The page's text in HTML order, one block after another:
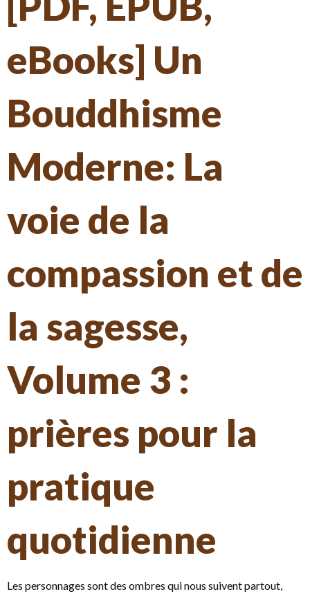
eBooks] Un
Bouddhisme
Moderne: La
voie de la
compassion et de
la sagesse,
Volume 3 :
prières pour la
pratique
quotidienne
Les personnages sont des ombres qui nous suivent partout,